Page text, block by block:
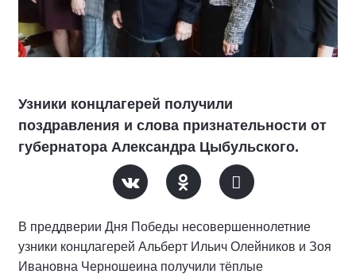
Узники концлагерей получили
поздравления и слова признательности от
губернатора Александра Цыбульского.
В преддверии Дня Победы несовершеннолетние
узники концлагерей Альберт Ильич Олейников и Зоя
Ивановна Черношеина получили тёплые